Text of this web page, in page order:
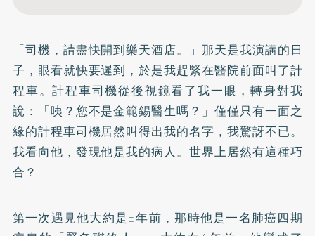
「司機，請盡快開到樂天酒店。」那天是我演講的日
子，眼看就快要遲到，於是我趕緊在醫院前面叫了計
程車。計程車司機從後視鏡看了我一眼，轉身對我
說：「咦？您不是金範錫醫生嗎？」僅僅只有一面之
緣的計程車司機居然叫得出我的名字，我驚訝不已。
我看向他，發現他是我的病人。世界上居然有這種巧
合？
第一次遇見他大約是5年前，那時他是一名肺癌四期